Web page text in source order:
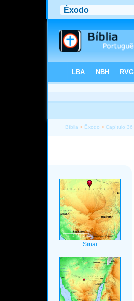
Bíblia > Êxodo >Capítulo 36